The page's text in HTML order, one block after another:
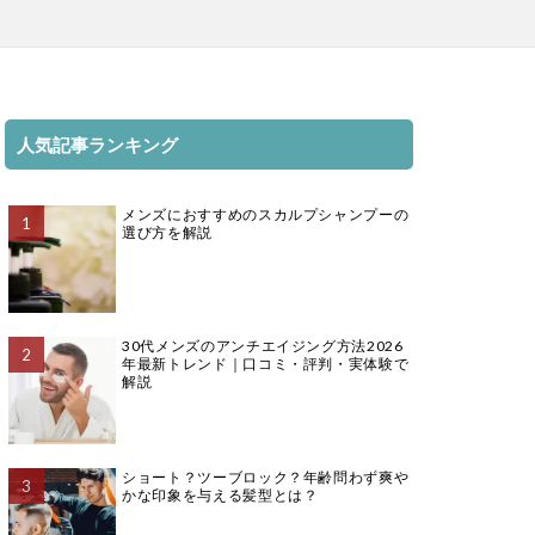
人気記事ランキング
メンズにおすすめのスカルプシャンプーの
選び方を解説
30代メンズのアンチエイジング方法2026
年最新トレンド｜口コミ・評判・実体験で
解説
ショート？ツーブロック？年齢問わず爽や
かな印象を与える髪型とは？